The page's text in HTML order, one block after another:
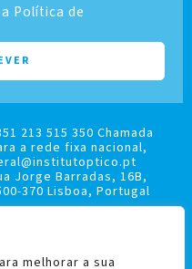
melhorar a sua
Política de
213 515 350 Chamada
a rede fixa nacional,
Jorge Barradas, 16B,
370 Lisboa, Portugal